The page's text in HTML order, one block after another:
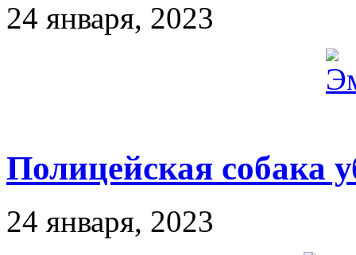
24 января, 2023
Полицейская собака
24 января, 2023